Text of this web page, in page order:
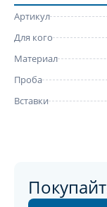
Артикул
Для кого
Материал
Проба
Вставки